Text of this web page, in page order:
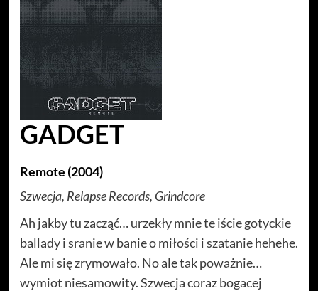
GADGET
Remote (2004)
Szwecja, Relapse Records, Grindcore
Ah jakby tu zacząć… urzekły mnie te iście gotyckie
ballady i sranie w banie o miłości i szatanie hehehe.
Ale mi się zrymowało. No ale tak poważnie…
wymiot niesamowity. Szwecja coraz bogacej